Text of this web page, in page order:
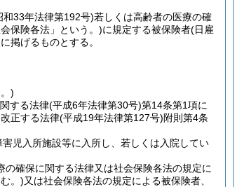
和33年法律第192号)若しくは高齢者の医療の確
保険各法」という。)に規定する被保険者(日雇
掲げるものとする。
)
する法律(平成6年法律第30号)第14条第1項に
正する法律(平成19年法律第127号)附則第4条
児入所施設等に入所し、若しくは入院してい
確保に関する法律又は社会保険各法の規定に
。)又は社会保険各法の規定による被保険者、